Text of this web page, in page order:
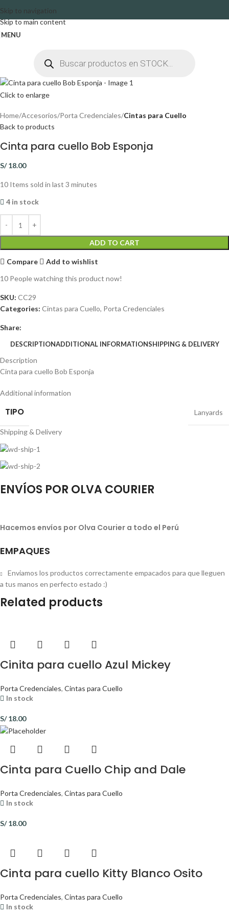
Skip to navigation
Skip to main content
MENU
Click to enlarge
Home Accesorios Porta Credenciales Cintas para Cuello
Back to products
Cinta para cuello Bob Esponja
S/18.00
10 Items sold in last 3 minutes
4 in stock
ADD TO CART
Compare
Add to wishlist
10 People watching this product now!
SKU: CC29
Categories: Cintas para Cuello, Porta Credenciales
Share:
DESCRIPTIONADDITIONAL INFORMATIONSHIPPING & DELIVERY
Description
Cinta para cuello Bob Esponja
Additional information
TIPO Lanyards
Shipping & Delivery
ENVÍOS POR OLVA COURIER
Hacemos envíos por Olva Courier a todo el Perú
EMPAQUES
Enviamos los productos correctamente empacados para que lleguen
a tus manos en perfecto estado :)
Related products
Cinita para cuello Azul Mickey
Porta Credenciales, Cintas para Cuello
In stock
S/18.00
Cinta para Cuello Chip and Dale
Porta Credenciales, Cintas para Cuello
In stock
S/18.00
Cinta para cuello Kitty Blanco Osito
Porta Credenciales, Cintas para Cuello
In stock